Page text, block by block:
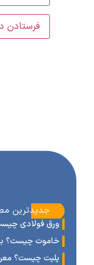
‹جدیدترین مطالب
فولادی چیست؟ معرفی و
چیست؟ بررسی
چیست؟ معرفی انواع